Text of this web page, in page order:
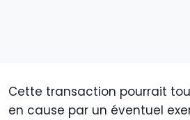
Cette transaction pourrait
en cause par un éventuel